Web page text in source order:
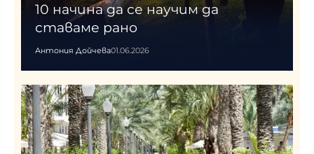
10 начина да се научим да
ставаме рано
Антония Дойчева01.06.2026